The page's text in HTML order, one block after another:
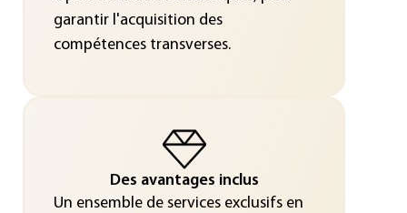
garantir l'acquisition des
compétences transverses.
Des avantages inclus
Un ensemble de services exclusifs en